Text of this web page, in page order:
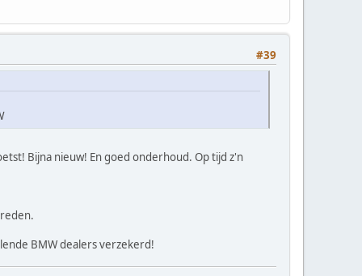
#39
Bijna nieuw! En goed onderhoud. Op tijd z'n
BMW dealers verzekerd!